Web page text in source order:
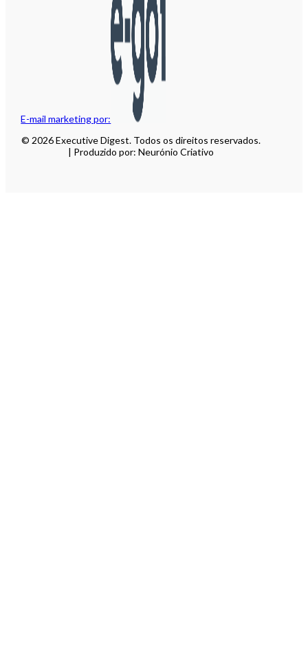
E-mail marketing por:
© 2026 Executive Digest. Todos os direitos reservados.
| Produzido por: Neurónio Criativo